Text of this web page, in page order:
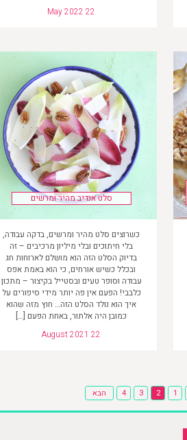
May 2022 22
סלט אנדיב מהיר ומרשים
כשרוצים סלט מהיר ומרשים, בדקה עבודה,
בלי חיתוכים ובלי מיליון מרכיבים – זה
בדיוק הסלט הזה הוא מושלם לארוחות חג
ובכלל כשיש אורחים, כי הוא באמת אפס
עבודה וסופר טעים ובסטייל בקיצור – מתכון
כלבבי! הפעם אין פה יותר מידי סיפורים על
איך הוא נולד הסלט הזה… חוץ מזה שהוא
כמובן היה אלתור, באחת הפעם […]
August 2021 22
Posts
pagination
1
2
3
4 הבא